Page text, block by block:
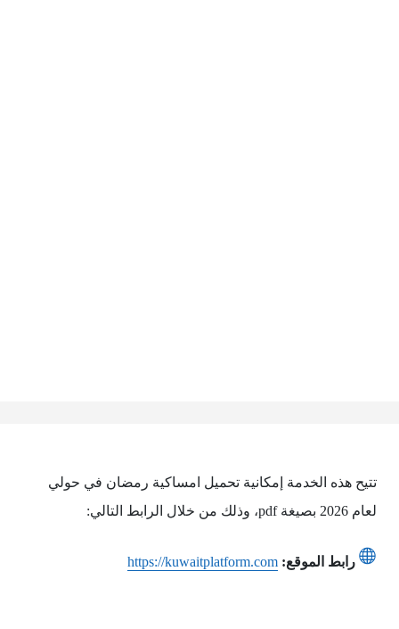
تتيح هذه الخدمة إمكانية تحميل امساكية رمضان في حولي
لعام 2026 بصيغة pdf، وذلك من خلال الرابط التالي:
رابط الموقع: https://kuwaitplatform.com